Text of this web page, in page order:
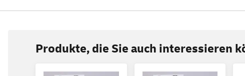
Produkte, die Sie auch interessieren